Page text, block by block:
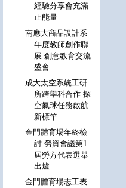
經驗分享會充滿
正能量
南應大商品設計系
年度教師創作聯
展 創意教育交流
盛會
成大太空系統工研
所跨學科合作 探
空氣球任務啟航
新標竿
金門體育場年終檢
討 勞資會議第1
屆勞方代表選舉
出爐
金門體育場志工表